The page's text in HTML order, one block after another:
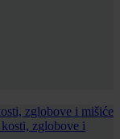
zglobove i mišiće
zglobove i